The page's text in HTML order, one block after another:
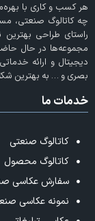
و کاری با بهره‌مندی
صنعتی، مسیر رشد
طراحی بهترین نوع
در حال حاضر
و ارائه خدماتی
… به بهترین شکل نیاز
ما
کاتالوگ صنعتی
کاتالوگ محصول
سفارش عکاسی صنعتی
نمونه عکاسی صنعتی